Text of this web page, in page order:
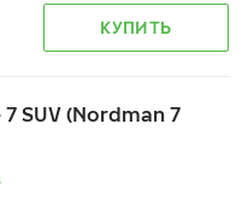
КУПИТЬ
SUV (Nordman 7